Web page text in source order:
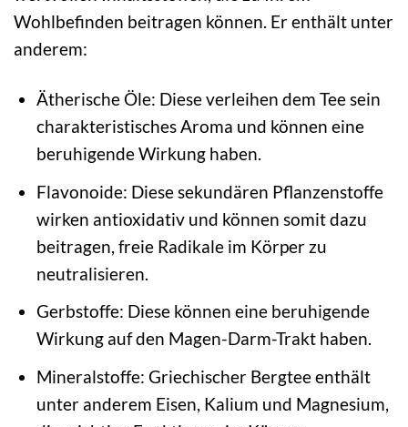
Wohlbefinden beitragen können. Er enthält unter
anderem:
Ätherische Öle: Diese verleihen dem Tee sein
charakteristisches Aroma und können eine
beruhigende Wirkung haben.
Flavonoide: Diese sekundären Pflanzenstoffe
wirken antioxidativ und können somit dazu
beitragen, freie Radikale im Körper zu
neutralisieren.
Gerbstoffe: Diese können eine beruhigende
Wirkung auf den Magen-Darm-Trakt haben.
Mineralstoffe: Griechischer Bergtee enthält
unter anderem Eisen, Kalium und Magnesium,